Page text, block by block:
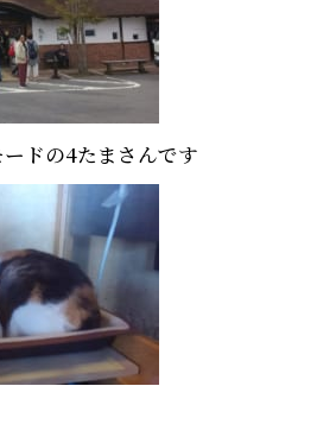
ドの4たまさんです